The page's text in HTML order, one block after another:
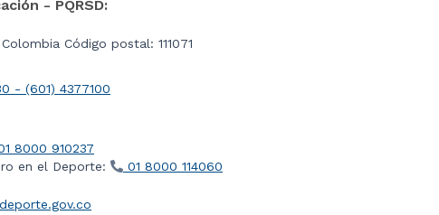
- PQRSD:
Código postal: 111071
- (601) 4377100
8000 910237
en el Deporte:
01 8000 114060